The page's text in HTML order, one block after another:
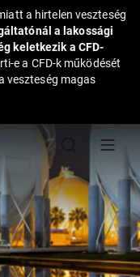
a hirtelen veszteség
a lakossági
keletkezik a CFD-
e a CFD-k működését
veszteség magas